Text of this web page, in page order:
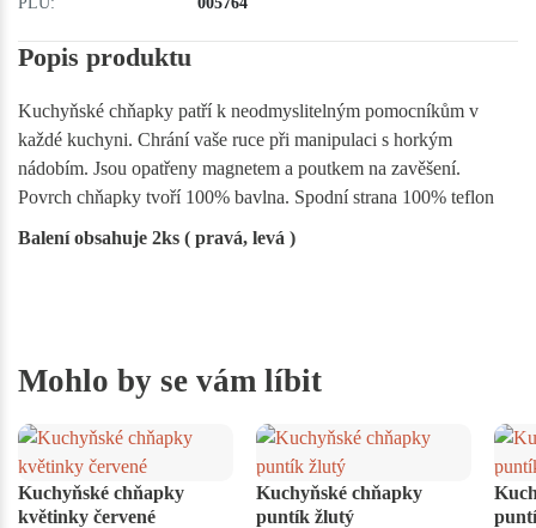
Popis produktu
Kuchyňské chňapky patří k neodmyslitelným pomocníkům v
každé kuchyni. Chrání vaše ruce při manipulaci s horkým
nádobím. Jsou opatřeny magnetem a poutkem na zavěšení.
Povrch chňapky tvoří 100% bavlna. Spodní strana 100% teflon
Balení obsahuje 2ks ( pravá, levá )
Mohlo by se vám líbit
Kuchyňské chňapky
květinky červené
Kuchyňské chňapky
puntík žlutý